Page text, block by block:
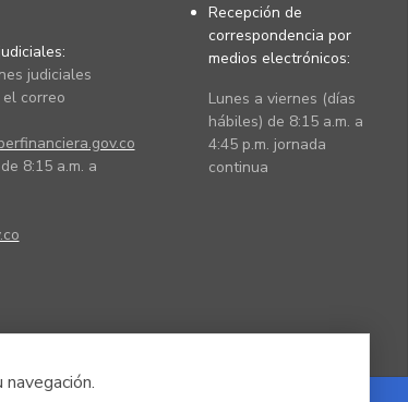
judiciales
correo
8:15 a.m. a
Recepción de
correspondencia por
medios electrónicos:
Lunes a viernes (días
hábiles) de 8:15 a.m. a
4:45 p.m. jornada
continua